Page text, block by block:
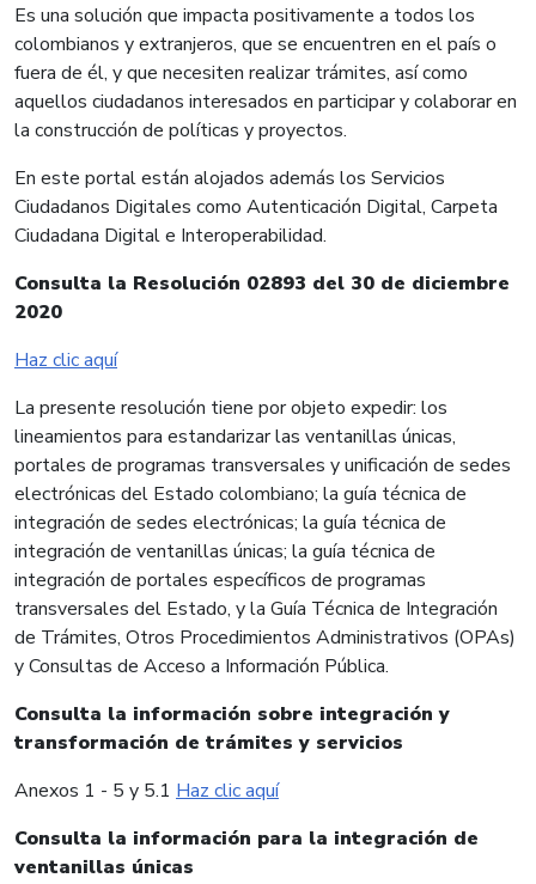
Es una solución que impacta positivamente a todos los
colombianos y extranjeros, que se encuentren en el país o
fuera de él, y que necesiten realizar trámites, así como
aquellos ciudadanos interesados en participar y colaborar en
la construcción de políticas y proyectos.
En este portal están alojados además los Servicios
Ciudadanos Digitales como Autenticación Digital, Carpeta
Ciudadana Digital e Interoperabilidad.
Consulta la Resolución 02893 del 30 de diciembre
2020
Haz clic aquí
La presente resolución tiene por objeto expedir: los
lineamientos para estandarizar las ventanillas únicas,
portales de programas transversales y unificación de sedes
electrónicas del Estado colombiano; la guía técnica de
integración de sedes electrónicas; la guía técnica de
integración de ventanillas únicas; la guía técnica de
integración de portales específicos de programas
transversales del Estado, y la Guía Técnica de Integración
de Trámites, Otros Procedimientos Administrativos (OPAs)
y Consultas de Acceso a Información Pública.
Consulta la información sobre integración y
transformación de trámites y servicios
Anexos 1 - 5 y 5.1 Haz clic aquí
Consulta la información para la integración de
ventanillas únicas